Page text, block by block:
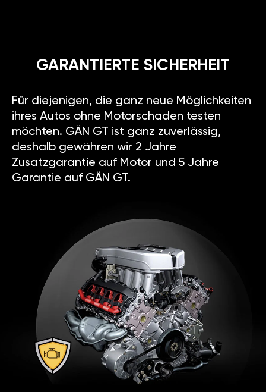
GARANTIERTE SICHERHEIT
Für diejenigen, die ganz neue Möglichkeiten
ihres Autos ohne Motorschaden testen
möchten. GÄN GT ist ganz zuverlässig,
deshalb gewähren wir 2 Jahre
Zusatzgarantie auf Motor und 5 Jahre
Garantie auf GÄN GT.